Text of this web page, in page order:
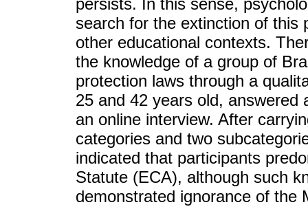
persists. In this sense,
search for the extinction of this
other educational contexts.
the knowledge of a group of
protection laws through a
25 and 42 years old, answered
an online interview. After
categories and two
indicated that participants
Statute (ECA), although such
demonstrated ignorance of the